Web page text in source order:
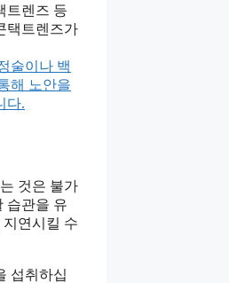
트렌즈 등
택트렌즈가
술이나 백
해 노안을
다.
것은 불가
습관을 유
연시킬 수
섭취하십